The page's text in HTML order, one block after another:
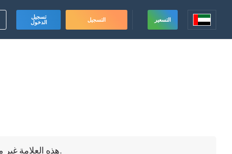
تسجيل
الدخول
التسجيل التسعير